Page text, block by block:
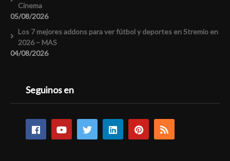
Cinema
05/08/2026
Los 7 mejores addons para ver fútbol y deportes en Stremio en
2026 – MAS
04/08/2026
Seguinos en